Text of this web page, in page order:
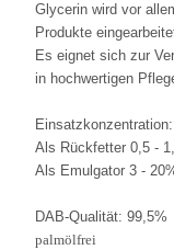
Glycerin wird vor
Produkte
Es eignet sich zur
in hochwertigen
Einsatzkonzentration:
Als Rückfetter 0,5 -
Als Emulgator 3 -
DAB-Qualität: 99,5%
palmölfrei